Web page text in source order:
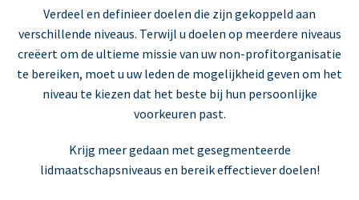
Verdeel en definieer doelen die zijn gekoppeld aan
verschillende niveaus. Terwijl u doelen op meerdere niveaus
creëert om de ultieme missie van uw non-profitorganisatie
te bereiken, moet u uw leden de mogelijkheid geven om het
niveau te kiezen dat het beste bij hun persoonlijke
voorkeuren past.
Krijg meer gedaan met gesegmenteerde
lidmaatschapsniveaus en bereik effectiever doelen!